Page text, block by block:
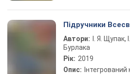
Підручники
Автори:
І. Я. Щупак,
Бурлака
Рік: 2019
Опис: Інтегрований